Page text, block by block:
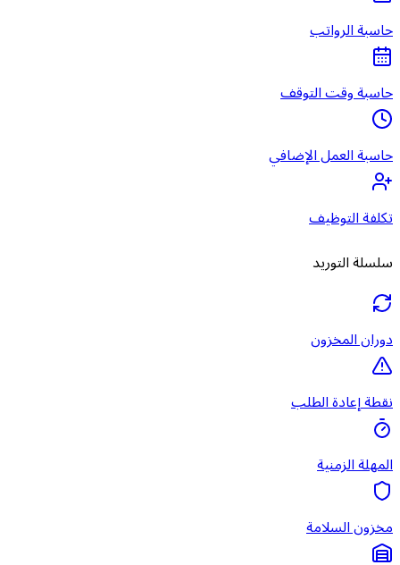
حاسبة الرواتب
حاسبة وقت التوقف
حاسبة العمل الإضافي
تكلفة التوظيف
سلسلة التوريد
دوران المخزون
نقطة إعادة الطلب
المهلة الزمنية
مخزون السلامة